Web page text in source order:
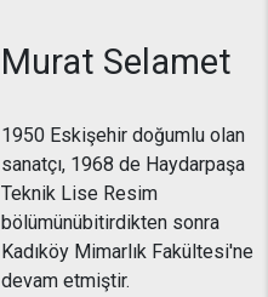
Murat Selamet
1950 Eskişehir doğumlu olan
sanatçı, 1968 de Haydarpaşa
Teknik Lise Resim
bölümünübitirdikten sonra
Kadıköy Mimarlık Fakültesi'ne
devam etmiştir.